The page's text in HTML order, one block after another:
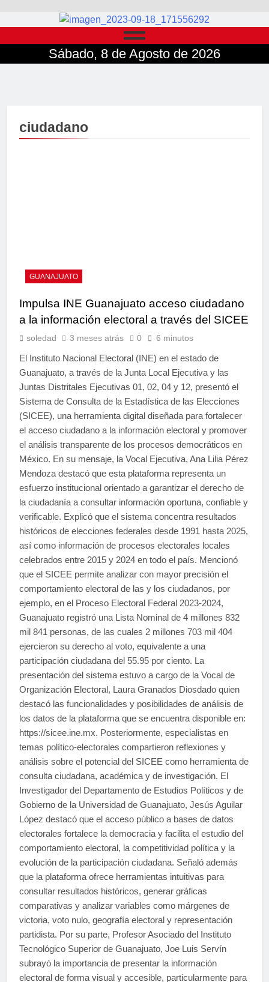
Sábado, 8 de Agosto de 2026
ciudadano
GUANAJUATO
Impulsa INE Guanajuato acceso ciudadano
a la información electoral a través del SICEE
soledad 3 meses atrás 0 6 minutos
El Instituto Nacional Electoral (INE) en el estado de
Guanajuato, a través de la Junta Local Ejecutiva y las
Juntas Distritales Ejecutivas 01, 02, 04 y 12, presentó el
Sistema de Consulta de la Estadística de las Elecciones
(SICEE), una herramienta digital diseñada para fortalecer
el acceso ciudadano a la información electoral y promover
el análisis transparente de los procesos democráticos en
México. En su mensaje, la Vocal Ejecutiva, Ana Lilia Pérez
Mendoza destacó que esta plataforma representa un
esfuerzo institucional orientado a garantizar el derecho de
la ciudadanía a consultar información oportuna, confiable y
verificable. Explicó que el sistema concentra resultados
históricos de elecciones federales desde 1991 hasta 2025,
así como información de procesos electorales locales
celebrados entre 2015 y 2024 en todo el país. Mencionó
que el SICEE permite analizar con mayor precisión el
comportamiento electoral de las y los ciudadanos, por
ejemplo, en el Proceso Electoral Federal 2023-2024,
Guanajuato registró una Lista Nominal de 4 millones 832
mil 841 personas, de las cuales 2 millones 703 mil 404
ejercieron su derecho al voto, equivalente a una
participación ciudadana del 55.95 por ciento. La
presentación del sistema estuvo a cargo de la Vocal de
Organización Electoral, Laura Granados Diosdado quien
destacó las funcionalidades y posibilidades de análisis de
los datos de la plataforma que se encuentra disponible en:
https://sicee.ine.mx. Posteriormente, especialistas en
temas político-electorales compartieron reflexiones y
análisis sobre el potencial del SICEE como herramienta de
consulta ciudadana, académica y de investigación. El
Investigador del Departamento de Estudios Políticos y de
Gobierno de la Universidad de Guanajuato, Jesús Aguilar
López destacó que el acceso público a bases de datos
electorales fortalece la democracia y facilita el estudio del
comportamiento electoral, la competitividad política y la
evolución de la participación ciudadana. Señaló además
que la plataforma ofrece herramientas intuitivas para
consultar resultados históricos, generar gráficas
comparativas y analizar variables como márgenes de
victoria, voto nulo, geografía electoral y representación
partidista. Por su parte, Profesor Asociado del Instituto
Tecnológico Superior de Guanajuato, Joe Luis Servín
subrayó la importancia de presentar la información
electoral de forma visual y accesible, particularmente para